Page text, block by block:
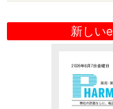
新しい